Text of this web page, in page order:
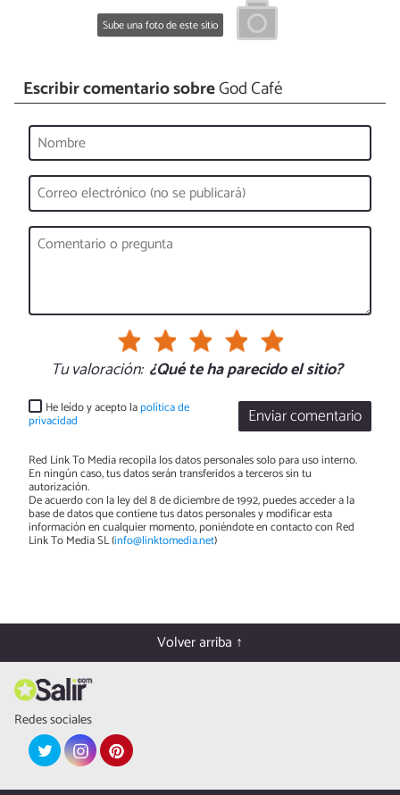
Sube una foto de este sitio
Escribir comentario sobreGod Café
Tu valoración: ¿Qué te ha parecido el sitio?
Enviar comentario
He leído y acepto lapolítica de
privacidad
Red Link To Media recopila los datos personales solo para uso interno.
En ningún caso, tus datos serán transferidos a terceros sin tu
autorización.
De acuerdo con la ley del 8 de diciembre de 1992, puedes acceder a la
base de datos que contiene tus datos personales y modificar esta
información en cualquier momento, poniéndote en contacto con Red
Link To Media SL (info@linktomedia.net)
Volver arriba ↑
Redes sociales